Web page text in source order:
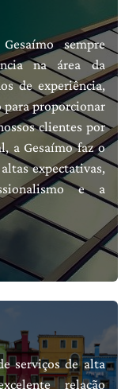
sempre
na área da
de experiência,
para proporcionar
clientes por
a Gesaímo faz o
expectativas,
e a
serviços de alta
relação